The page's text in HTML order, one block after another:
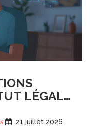
LÉGAL
21 juillet 2026